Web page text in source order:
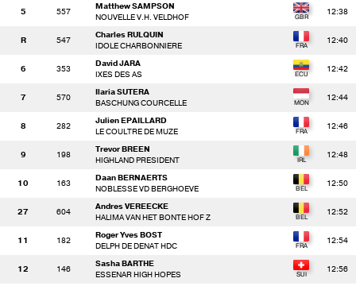
5 557
Matthew SAMPSON
NOUVELLE V.H. VELDHOF
12:38
R 547
Charles RULQUIN
IDOLE CHARBONNIERE
12:40
6 353
David JARA
IXES DES AS
12:42
7 570
Ilaria SUTERA
BASCHUNG COURCELLE
12:44
8 282
Julien EPAILLARD
LE COULTRE DE MUZE
12:46
9 198
Trevor BREEN
HIGHLAND PRESIDENT
12:48
10 163
Daan BERNAERTS
NOBLESSE VD BERGHOEVE
12:50
27 604
Andres VEREECKE
HALIMA VAN HET BONTE HOF Z
12:52
11 182
Roger Yves BOST
DELPH DE DENAT HDC
12:54
12 146
Sasha BARTHE
ESSENAR HIGH HOPES
12:56